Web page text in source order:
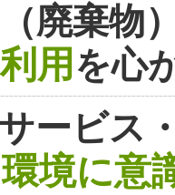
廃棄物
用を心
ービス
環境に意